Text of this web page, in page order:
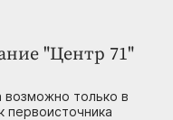
"Центр 71"
возможно только в
первоисточника